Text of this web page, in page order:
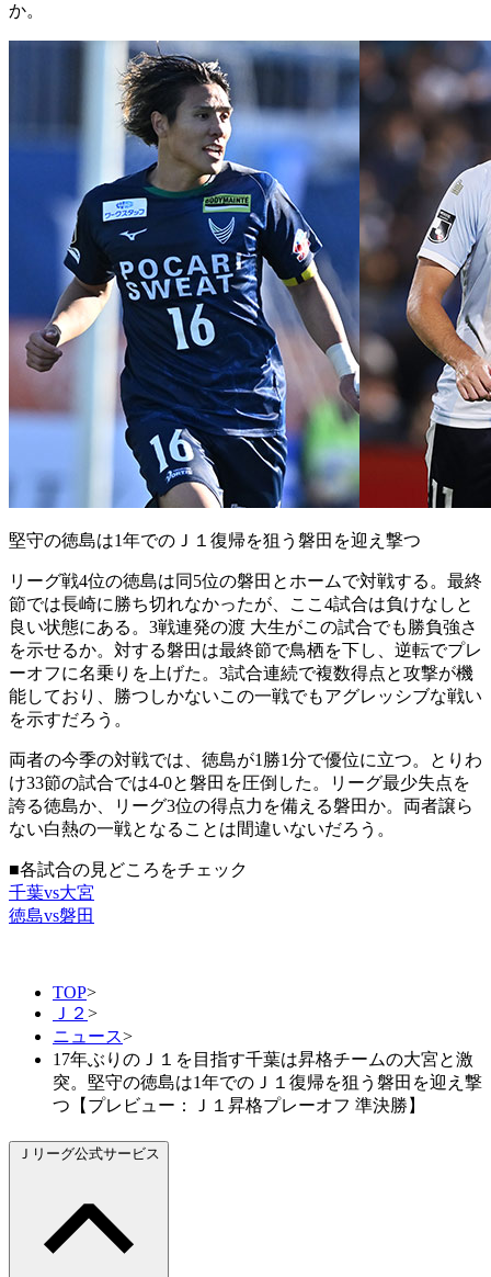
か。
堅守の徳島は1年でのＪ１復帰を狙う磐田を迎え撃つ
リーグ戦4位の徳島は同5位の磐田とホームで対戦する。最終
節では長崎に勝ち切れなかったが、ここ4試合は負けなしと
良い状態にある。3戦連発の渡 大生がこの試合でも勝負強さ
を示せるか。対する磐田は最終節で鳥栖を下し、逆転でプレ
ーオフに名乗りを上げた。3試合連続で複数得点と攻撃が機
能しており、勝つしかないこの一戦でもアグレッシブな戦い
を示すだろう。
両者の今季の対戦では、徳島が1勝1分で優位に立つ。とりわ
け33節の試合では4-0と磐田を圧倒した。リーグ最少失点を
誇る徳島か、リーグ3位の得点力を備える磐田か。両者譲ら
ない白熱の一戦となることは間違いないだろう。
■各試合の見どころをチェック
千葉vs大宮
徳島vs磐田
TOP>
Ｊ２ >
ニュース>
17年ぶりのＪ１を目指す千葉は昇格チームの大宮と激
突。堅守の徳島は1年でのＪ１復帰を狙う磐田を迎え撃
つ【プレビュー：Ｊ１昇格プレーオフ 準決勝】
Ｊリーグ公式サービス